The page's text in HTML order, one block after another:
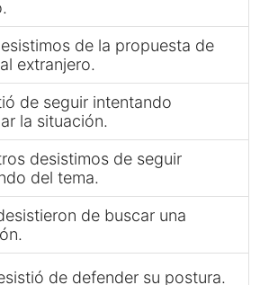
de la propuesta de
extranjero.
de seguir intentando
la situación.
desistimos de seguir
del tema.
de buscar una
de defender su postura.